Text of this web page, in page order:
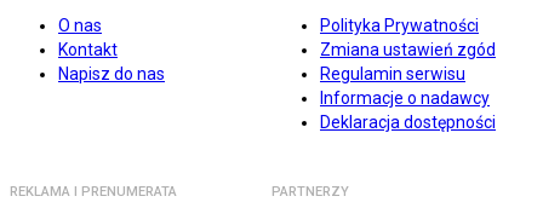
O nas
Kontakt
Napisz do nas
Polityka Prywatności
Zmiana ustawień zgód
Regulamin serwisu
Informacje o nadawcy
Deklaracja dostępności
REKLAMA I PRENUMERATA PARTNERZY